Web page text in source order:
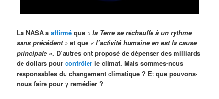
La NASA aaffirmé que « la Terre se réchauffe à un rythme
sans précédent » et que « l’activité humaine en est la cause
principale ». D’autres ont proposé de dépenser des milliards
de dollars pourcontrôler le climat. Mais sommes-nous
responsables du changement climatique ? Et que pouvons-
nous faire pour y remédier ?